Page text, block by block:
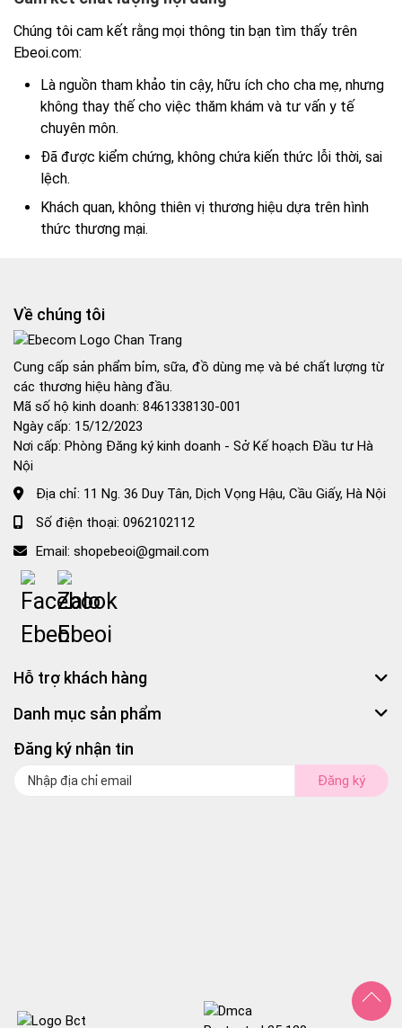
Chúng tôi cam kết rằng mọi thông tin bạn tìm thấy trên
Ebeoi.com:
Là nguồn tham khảo tin cậy, hữu ích cho cha mẹ, nhưng
không thay thế cho việc thăm khám và tư vấn y tế
chuyên môn.
Đã được kiểm chứng, không chứa kiến thức lỗi thời, sai
lệch.
Khách quan, không thiên vị thương hiệu dựa trên hình
thức thương mại.
Về chúng tôi
Cung cấp sản phẩm bỉm, sữa, đồ dùng mẹ và bé chất lượng từ
các thương hiệu hàng đầu.
Mã số hộ kinh doanh: 8461338130-001
Ngày cấp: 15/12/2023
Nơi cấp: Phòng Đăng ký kinh doanh - Sở Kế hoạch Đầu tư Hà
Nội
Địa chỉ: 11 Ng. 36 Duy Tân, Dịch Vọng Hậu, Cầu Giấy, Hà Nội
Số điện thoại: 0962102112
Email: shopebeoi@gmail.com
Hỗ trợ khách hàng
Danh mục sản phẩm
Đăng ký nhận tin
Đăng ký